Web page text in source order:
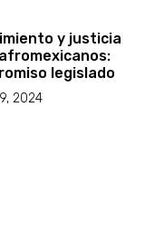
y justicia
legislado
2024